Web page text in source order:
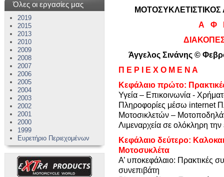
Όλες οι εργασίες μας
2019
2015
2013
2010
2009
2008
2007
2006
2005
2004
2003
2002
2001
2000
1999
Ευρετήριο Περιεχομένων
ΜΟΤΟΣΥΚΛΕΤΙΣΤΙΚΟΣ
Α Φ
Άγγελος Σινάνης ©
Π Ε Ρ Ι Ε Χ Ο Μ Ε Ν Α
Κεφάλαιο πρώτο:
Υγεία – Επικοινωνία -
Πληροφορίες μέσω internet
Μοτοσικλετών –
Λιμεναρχεία σε ολόκληρη την
Κεφάλαιο δεύτερο:
Mοτοσυκλέτα
Α’ υποκεφάλαιο: Πρακτικές
συνεπιβάτη